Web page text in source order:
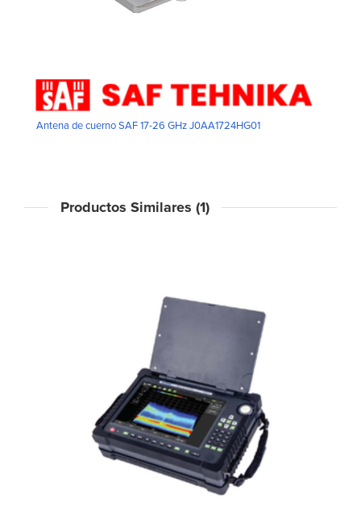
Antena de cuerno SAF 17-26 GHz J0AA1724HG01
Productos Similares (1)